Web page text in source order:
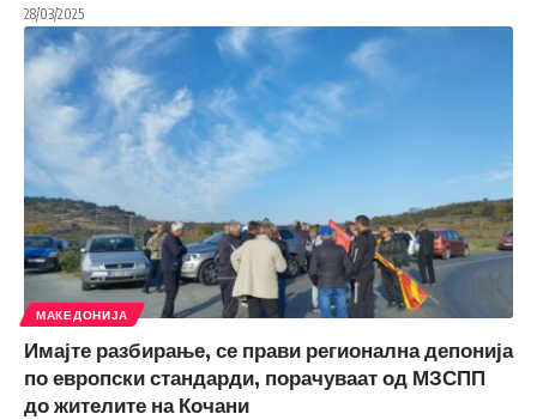
28/03/2025
МАКЕДОНИЈА
Имајте разбирање, се прави регионална депонија
по европски стандарди, порачуваат од МЗСПП
до жителите на Кочани